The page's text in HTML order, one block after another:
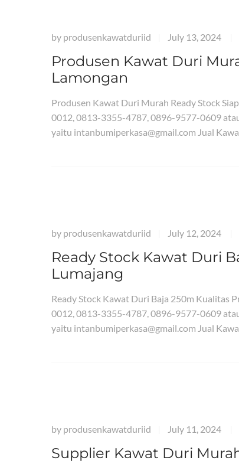
by produsenkawatduriid July 13, 2024
Produsen Kawat Duri
Lamongan
Produsen Kawat Duri Murah Ready Stock
0012, 0813-3355-4787, 0896-9577-0609
yaitu intanbumiperkasa@gmail.com Jual
by produsenkawatduriid July 12, 2024
Ready Stock Kawat Duri
Lumajang
Ready Stock Kawat Duri Baja 250m Kualitas
0012, 0813-3355-4787, 0896-9577-0609
yaitu intanbumiperkasa@gmail.com Jual
by produsenkawatduriid July 11, 2024
Supplier Kawat Duri